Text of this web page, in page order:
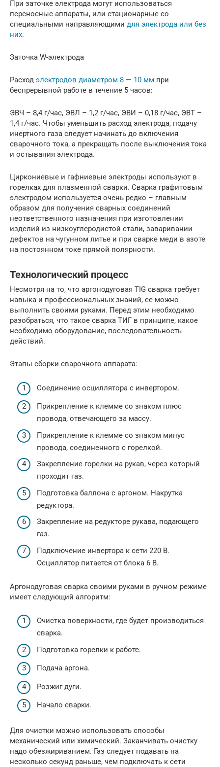
При заточке электрода могут использоваться
переносные аппараты, или стационарные со
специальными направляющими для электрода или без
них.
Заточка W-электрода
Расход электродов диаметром 8 — 10 мм при
беспрерывной работе в течение 5 часов:
ЭВЧ – 8,4 г/час, ЭВЛ – 1,2 г/час, ЭВИ – 0,18 г/час, ЭВТ –
1,4 г/час. Чтобы уменьшить расход электрода, подачу
инертного газа следует начинать до включения
сварочного тока, а прекращать после выключения тока
и остывания электрода.
Циркониевые и гафниевые электроды используют в
горелках для плазменной сварки. Сварка графитовым
электродом используется очень редко – главным
образом для получения сварных соединений
неответственного назначения при изготовлении
изделий из низкоуглеродистой стали, заваривании
дефектов на чугунном литье и при сварке меди в азоте
на постоянном токе прямой полярности.
Технологический процесс
Несмотря на то, что аргонодуговая TIG сварка требует
навыка и профессиональных знаний, ее можно
выполнить своими руками. Перед этим необходимо
разобраться, что такое сварка ТИГ в принципе, какое
необходимо оборудование, последовательность
действий.
Этапы сборки сварочного аппарата:
Соединение осциллятора с инвертором.
Прикрепление к клемме со знаком плюс
провода, отвечающего за массу.
Прикрепление к клемме со знаком минус
провода, соединенного с горелкой.
Закрепление горелки на рукав, через который
проходит газ.
Подготовка баллона с аргоном. Накрутка
редуктора.
Закрепление на редукторе рукава, подающего
газ.
Подключение инвертора к сети 220 В.
Осциллятор питается от блока 6 В.
Аргонодуговая сварка своими руками в ручном режиме
имеет следующий алгоритм:
Очистка поверхности, где будет производиться
сварка.
Подготовка горелки к работе.
Подача аргона.
Розжиг дуги.
Начало сварки.
Для очистки можно использовать способы
механический или химический. Заканчивать очистку
надо обезжириванием. Газ следует подавать на
несколько секунд раньше, чем подключать к сети